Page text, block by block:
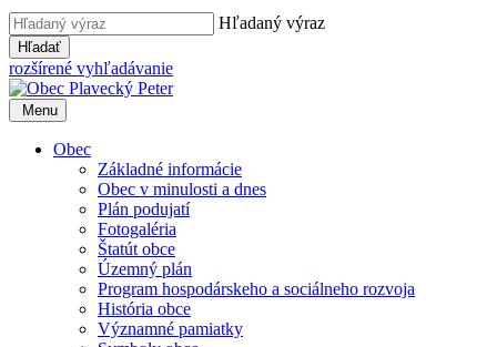
Hľadaný výraz
Hľadať
rozšírené vyhľadávanie
Menu
Obec
Základné informácie
Obec v minulosti a dnes
Plán podujatí
Fotogaléria
Štatút obce
Územný plán
Program hospodárskeho a sociálneho rozvoja
História obce
Významné pamiatky